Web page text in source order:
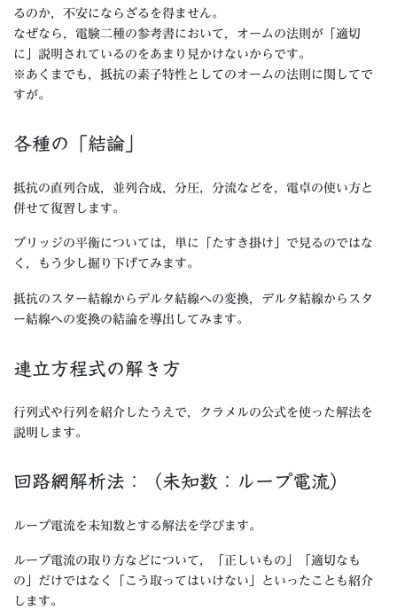
るのか，不安にならざるを得ません。
なぜなら，電験二種の参考書において，オームの法則が「適切
に」説明されているのをあまり見かけないからです。
※あくまでも，抵抗の素子特性としてのオームの法則に関してで
すが。
各種の「結論」
抵抗の直列合成，並列合成，分圧，分流などを，電卓の使い方と
併せて復習します。
ブリッジの平衡については，単に「たすき掛け」で見るのではな
く，もう少し掘り下げてみます。
抵抗のスター結線からデルタ結線への変換，デルタ結線からスタ
ー結線への変換の結論を導出してみます。
連立方程式の解き方
行列式や行列を紹介したうえで，クラメルの公式を使った解法を
説明します。
回路網解析法：（未知数：ループ電流）
ループ電流を未知数とする解法を学びます。
ループ電流の取り方などについて，「正しいもの」「適切なも
の」だけではなく「こう取ってはいけない」といったことも紹介
します。